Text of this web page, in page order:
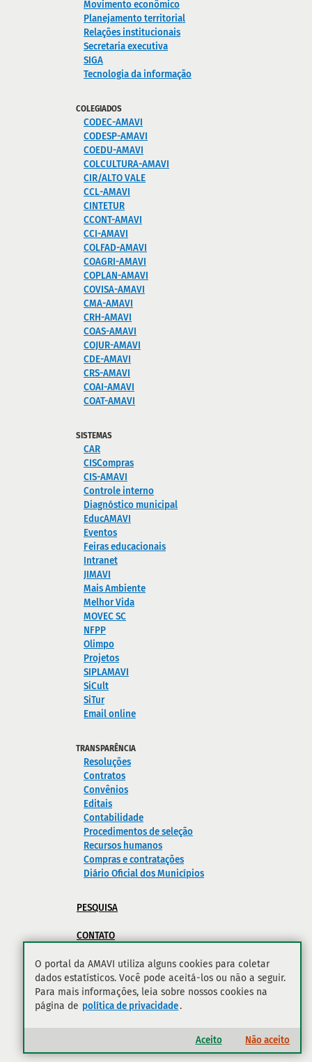
Movimento econômico
Planejamento territorial
Relações institucionais
Secretaria executiva
SIGA
Tecnologia da informação
COLEGIADOS
CODEC-AMAVI
CODESP-AMAVI
COEDU-AMAVI
COLCULTURA-AMAVI
CIR/ALTO VALE
CCL-AMAVI
CINTETUR
CCONT-AMAVI
CCI-AMAVI
COLFAD-AMAVI
COAGRI-AMAVI
COPLAN-AMAVI
COVISA-AMAVI
CMA-AMAVI
CRH-AMAVI
COAS-AMAVI
COJUR-AMAVI
CDE-AMAVI
CRS-AMAVI
COAI-AMAVI
COAT-AMAVI
SISTEMAS
CAR
CISCompras
CIS-AMAVI
Controle interno
Diagnóstico municipal
EducAMAVI
Eventos
Feiras educacionais
Intranet
JIMAVI
Mais Ambiente
Melhor Vida
MOVEC SC
NFPP
Olimpo
Projetos
SIPLAMAVI
SiCult
SiTur
Email online
TRANSPARÊNCIA
Resoluções
Contratos
Convênios
Editais
Contabilidade
Procedimentos de seleção
Recursos humanos
Compras e contratações
Diário Oficial dos Municípios
PESQUISA
CONTATO
POLÍTICA DE PRIVACIDADE
O portal da AMAVI utiliza alguns cookies para coletar
dados estatísticos. Você pode aceitá-los ou não a seguir.
Para mais informações, leia sobre nossos cookies na
página de política de privacidade.
Aceito Não aceito